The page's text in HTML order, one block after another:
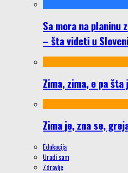
Sa mora na planinu
– šta videti u
Zima, zima, e pa
Zima je, zna se,
Edukacija
Uradi sam
Zdravlje